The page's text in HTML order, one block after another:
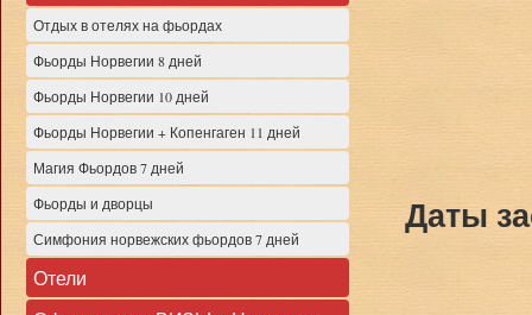
Отдых в отелях на фьордах
Фьорды Норвегии 8 дней
Фьорды Норвегии 10 дней
Фьорды Норвегии + Копенгаген 11 дней
Магия Фьордов 7 дней
Фьорды и дворцы
Симфония норвежских фьордов 7 дней
Отели
Даты